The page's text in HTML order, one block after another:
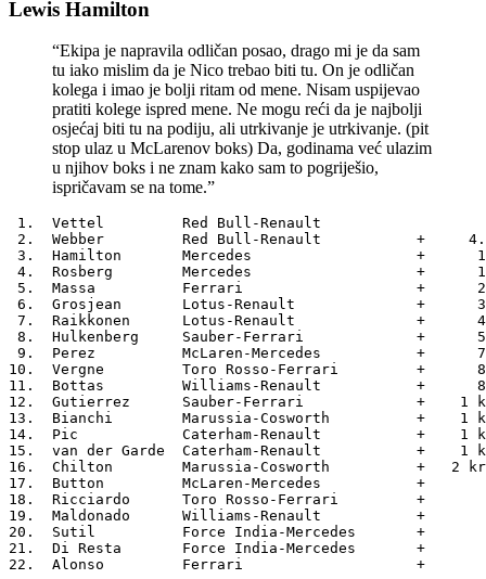
Lewis Hamilton
“Ekipa je napravila odličan posao, drago mi je da sam
tu iako mislim da je Nico trebao biti tu. On je odličan
kolega i imao je bolji ritam od mene. Nisam uspijevao
pratiti kolege ispred mene. Ne mogu reći da je najbolji
osjećaj biti tu na podiju, ali utrkivanje je utrkivanje. (pit
stop ulaz u McLarenov boks) Da, godinama već ulazim
u njihov boks i ne znam kako sam to pogriješio,
ispričavam se na tome.”
1.  Vettel         Red Bull-Renault
2.  Webber         Red Bull-Renault           +
3.  Hamilton       Mercedes                   +
4.  Rosberg        Mercedes                   +
5.  Massa          Ferrari                    +
6.  Grosjean       Lotus-Renault              +
7.  Raikkonen      Lotus-Renault              +
8.  Hulkenberg     Sauber-Ferrari             +
9.  Perez          McLaren-Mercedes           +
10.  Vergne         Toro Rosso-Ferrari         +
11.  Bottas         Williams-Renault           +
12.  Gutierrez      Sauber-Ferrari             +    1
13.  Bianchi        Marussia-Cosworth          +    1
14.  Pic            Caterham-Renault           +    1
15.  van der Garde  Caterham-Renault           +    1
16.  Chilton        Marussia-Cosworth          +   2
17.  Button         McLaren-Mercedes
18.  Ricciardo      Toro Rosso-Ferrari
19.  Maldonado      Williams-Renault
20.  Sutil          Force India-Mercedes
21.  Di Resta       Force India-Mercedes
22.  Alonso         Ferrari